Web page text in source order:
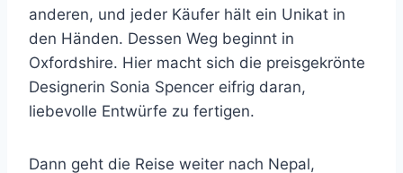
anderen, und jeder Käufer hält ein Unikat in
den Händen. Dessen Weg beginnt in
Oxfordshire. Hier macht sich die preisgekrönte
Designerin Sonia Spencer eifrig daran,
liebevolle Entwürfe zu fertigen.
Dann geht die Reise weiter nach Nepal,